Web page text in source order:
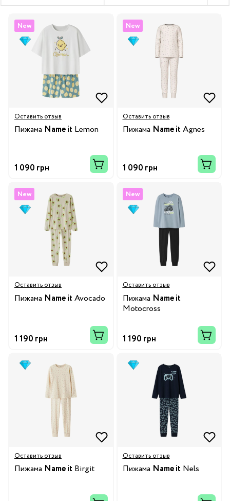
New
Оставить отзыв
Пижама Name it Lemon
1 090 грн
New
Оставить отзыв
Пижама Name it Agnes
1 090 грн
New
Оставить отзыв
Пижама Name it Avocado
1 190 грн
New
Оставить отзыв
Пижама Name it
Motocross
1 190 грн
Оставить отзыв
Пижама Name it Birgit
Оставить отзыв
Пижама Name it Nels